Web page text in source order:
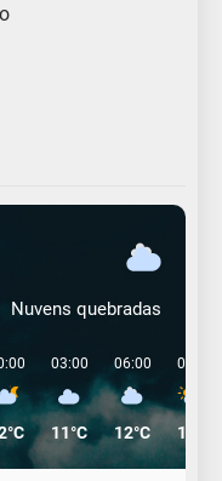
Nuvens quebradas
03:00
11°C
06:00
12°C
09:00
14°C